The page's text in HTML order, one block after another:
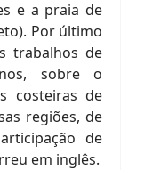
e a praia de
Por último
trabalhos de
sobre o
costeiras de
regiões, de
de
em inglês.